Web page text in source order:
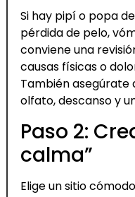
Si hay pipí o popa
pérdida de pelo,
conviene una
causas físicas o
También asegúrate
olfato, descanso y
Paso 2:
calma”
Elige un sitio